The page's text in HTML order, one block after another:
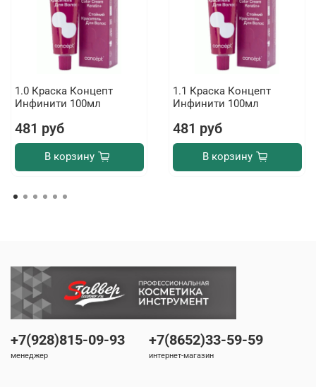
1.0 Краска Концепт
Инфинити 100мл
481 руб
В корзину
1.1 Краска Концепт
Инфинити 100мл
481 руб
В корзину
+7(928)815-09-93
менеджер
+7(8652)33-59-59
интернет-магазин